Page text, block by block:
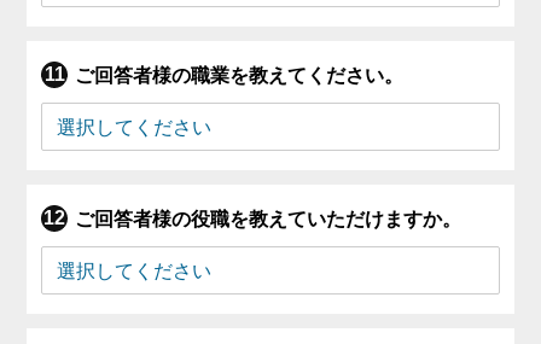
ご回答者様の職業を教えてください。
ご回答者様の役職を教えていただけますか。